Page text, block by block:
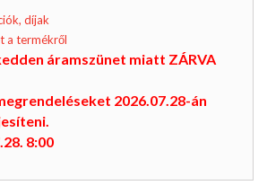
díjak
a termékről
áramszünet miatt ZÁRVA
2026.07.28-án
8:00